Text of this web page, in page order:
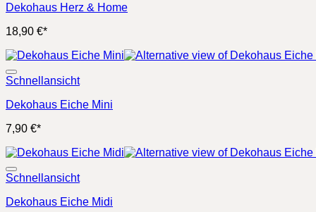
Dekohaus Herz & Home
18,90 €*
Schnellansicht
Dekohaus Eiche Mini
7,90 €*
Schnellansicht
Dekohaus Eiche Midi